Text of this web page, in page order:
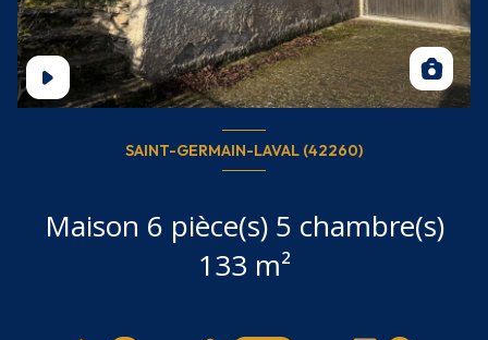
SAINT-GERMAIN-LAVAL (42260)
Maison 6 pièce(s) 5 chambre(s)
133 m²